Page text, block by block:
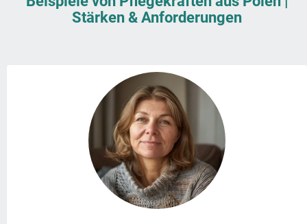
Stärken & Anforderungen